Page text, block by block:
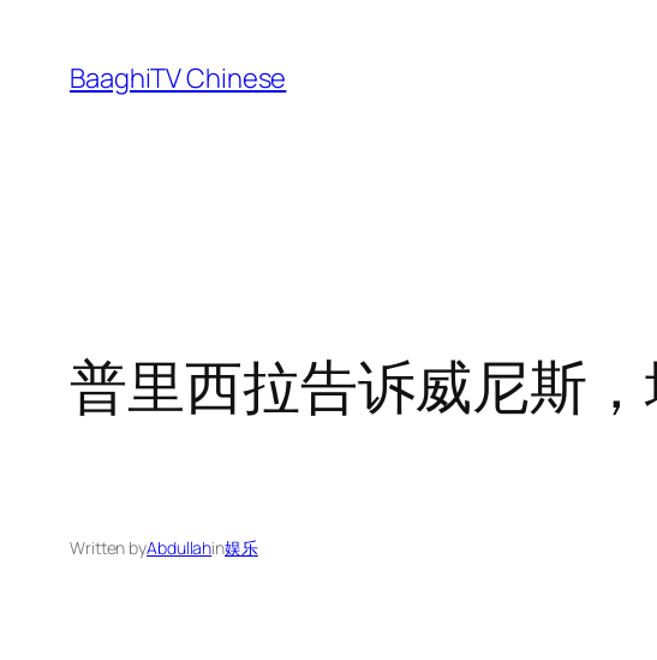
content
BaaghiTV Chinese
普里西拉告诉威尼斯
Written byAbdullahin娱乐